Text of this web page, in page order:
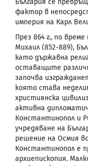
фактор в
империя на Карл
През 864 г., по
Михаил (852-889),
като държавна
оставащите
започва
която става
християнска
активна
Константинопол и
учредяване на
решение на Осмия
Константинопол е
архиепископия.